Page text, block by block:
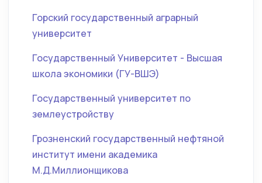
Горский государственный аграрный
университет
Государственный Университет - Высшая
школа экономики (ГУ-ВШЭ)
Государственный университет по
землеустройству
Грозненский государственный нефтяной
институт имени академика
М.Д.Миллионщикова